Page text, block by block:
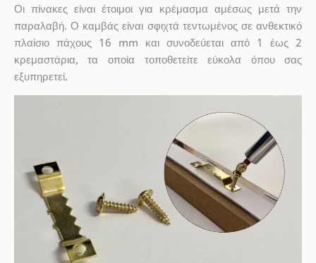
Οι πίνακες είναι έτοιμοι για κρέμασμα αμέσως μετά την
παραλαβή. Ο καμβάς είναι σφιχτά τεντωμένος σε ανθεκτικό
πλαίσιο πάχους 16 mm και συνοδεύεται από 1 έως 2
κρεμαστάρια, τα οποία τοποθετείτε εύκολα όπου σας
εξυπηρετεί.